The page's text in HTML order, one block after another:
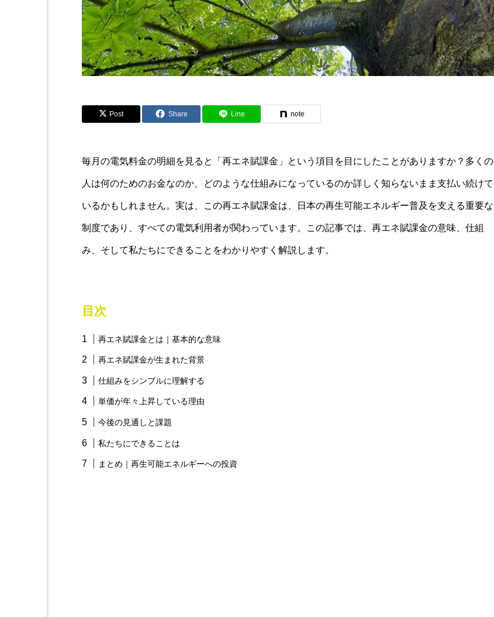
Post Share Line note
毎月の電気料金の明細を見ると「再エネ賦課金」という項目を目にしたことがありますか？多くの
人は何のためのお金なのか、どのような仕組みになっているのか詳しく知らないまま支払い続けて
いるかもしれません。実は、この再エネ賦課金は、日本の再生可能エネルギー普及を支える重要な
制度であり、すべての電気利用者が関わっています。この記事では、再エネ賦課金の意味、仕組
み、そして私たちにできることをわかりやすく解説します。
目次
再エネ賦課金とは｜基本的な意味
再エネ賦課金が生まれた背景
仕組みをシンプルに理解する
単価が年々上昇している理由
今後の見通しと課題
私たちにできることは
まとめ｜再生可能エネルギーへの投資